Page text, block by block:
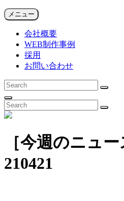
コ
ン
キ
ッ
プ
SFiDA NEWS ARCHIVES
ゲーム系Web制作会社による注目
メニュー
会社概要
WEB制作事例
採用
お問い合わせ
検
索:
検
検
索
検
索:
検
［今週のニュー
210421